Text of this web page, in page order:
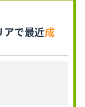
アで最近成